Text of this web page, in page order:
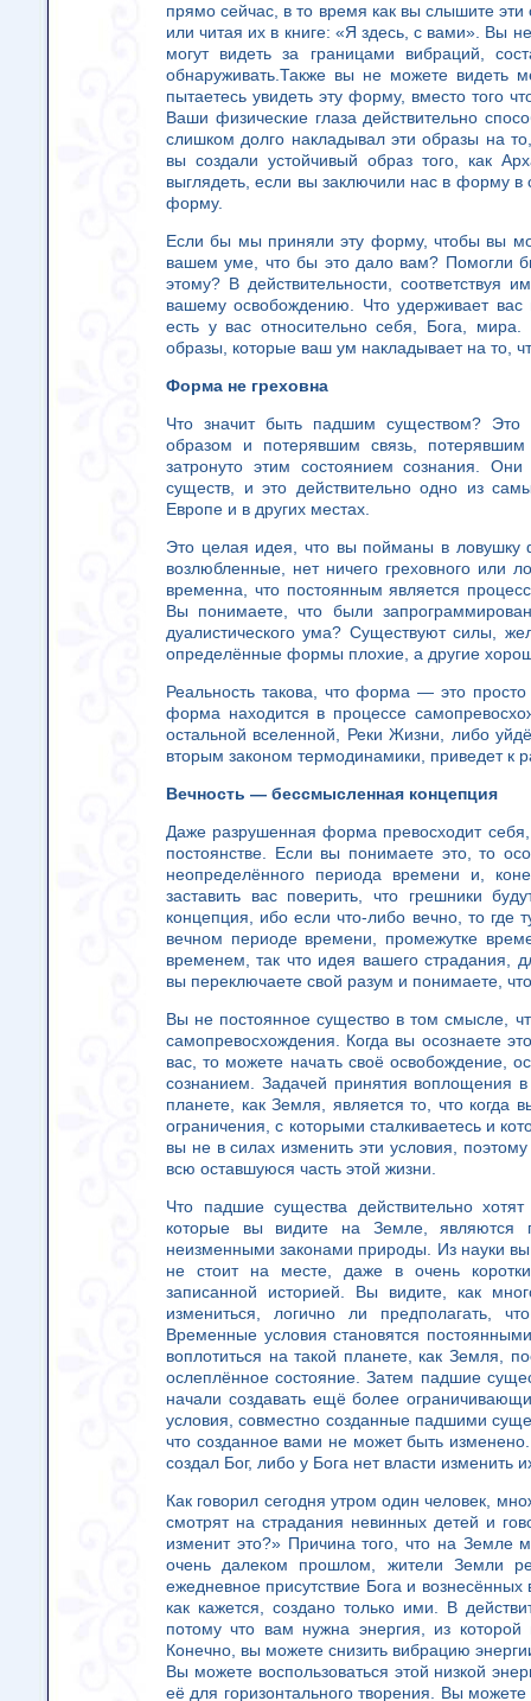
прямо сейчас, в то время как вы слышите
или читая их в книге: «Я здесь, с вами». Вы
могут видеть за границами вибраций,
обнаруживать.Также вы не можете
пытаетесь увидеть эту форму, вместо того
Ваши физические глаза действительно
слишком долго накладывал эти образы на
вы создали устойчивый образ того, как
выглядеть, если вы заключили нас в форму в
форму.
Если бы мы приняли эту форму, чтобы вы
вашем уме, что бы это дало вам?
этому? В действительности,
вашему освобождению. Что удерживает
есть у вас относительно себя, Бога,
образы, которые ваш ум накладывает на то,
Форма не греховна
Что значит быть падшим существом? Это
образом и потерявшим связь,
затронуто этим состоянием сознания.
существ, и это действительно одно из
Европе и в других местах.
Это целая идея, что вы пойманы в
возлюбленные, нет ничего греховного
временна, что постоянным является
Вы понимаете, что были
дуалистического ума? Существуют силы,
определённые формы плохие, а другие
Реальность такова, что форма — это
форма находится в процессе
остальной вселенной, Реки Жизни, либо
вторым законом термодинамики, приведет к
Вечность — бессмысленная концепция
Даже разрушенная форма превосходит
постоянстве. Если вы понимаете это, то
неопределённого периода времени и,
заставить вас поверить, что грешники
концепция, ибо если что-либо вечно, то где
вечном периоде времени, промежутке
временем, так что идея вашего страдания,
вы переключаете свой разум и понимаете,
Вы не постоянное существо в том смысле,
самопревосхождения. Когда вы осознаете
вас, то можете начать своё освобождение,
сознанием. Задачей принятия воплощения
планете, как Земля, является то, что
ограничения, с которыми сталкиваетесь и
вы не в силах изменить эти условия,
всю оставшуюся часть этой жизни.
Что падшие существа действительно
которые вы видите на Земле,
неизменными законами природы. Из науки
не стоит на месте, даже в очень
записанной историей. Вы видите, как
измениться, логично ли предполагать,
Временные условия становятся
воплотиться на такой планете, как Земля,
ослеплённое состояние. Затем падшие
начали создавать ещё более
условия, совместно созданные падшими
что созданное вами не может быть
создал Бог, либо у Бога нет власти изменить
Как говорил сегодня утром один человек,
смотрят на страдания невинных детей и
изменит это?» Причина того, что на Земле
очень далеком прошлом, жители Земли
ежедневное присутствие Бога и вознесённых
как кажется, создано только ими. В
потому что вам нужна энергия, из
Конечно, вы можете снизить вибрацию
Вы можете воспользоваться этой низкой
её для горизонтального творения. Вы